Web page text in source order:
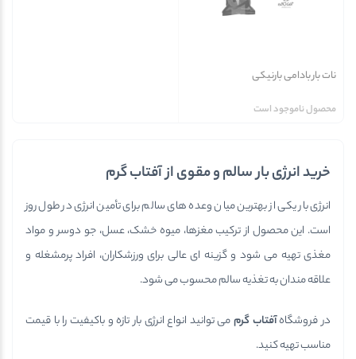
نات بار بادامی بارنیکی
محصول ناموجود است
خرید انرژی بار سالم و مقوی از آفتاب گرم
انرژی بار یکی از بهترین میان وعده های سالم برای تأمین انرژی در طول روز
است. این محصول از ترکیب مغزها، میوه خشک، عسل، جو دوسر و مواد
مغذی تهیه می شود و گزینه ای عالی برای ورزشکاران، افراد پرمشغله و
علاقه مندان به تغذیه سالم محسوب می شود.
در فروشگاهآفتاب گرممی توانید انواع انرژی بار تازه و باکیفیت را با قیمت
مناسب تهیه کنید.